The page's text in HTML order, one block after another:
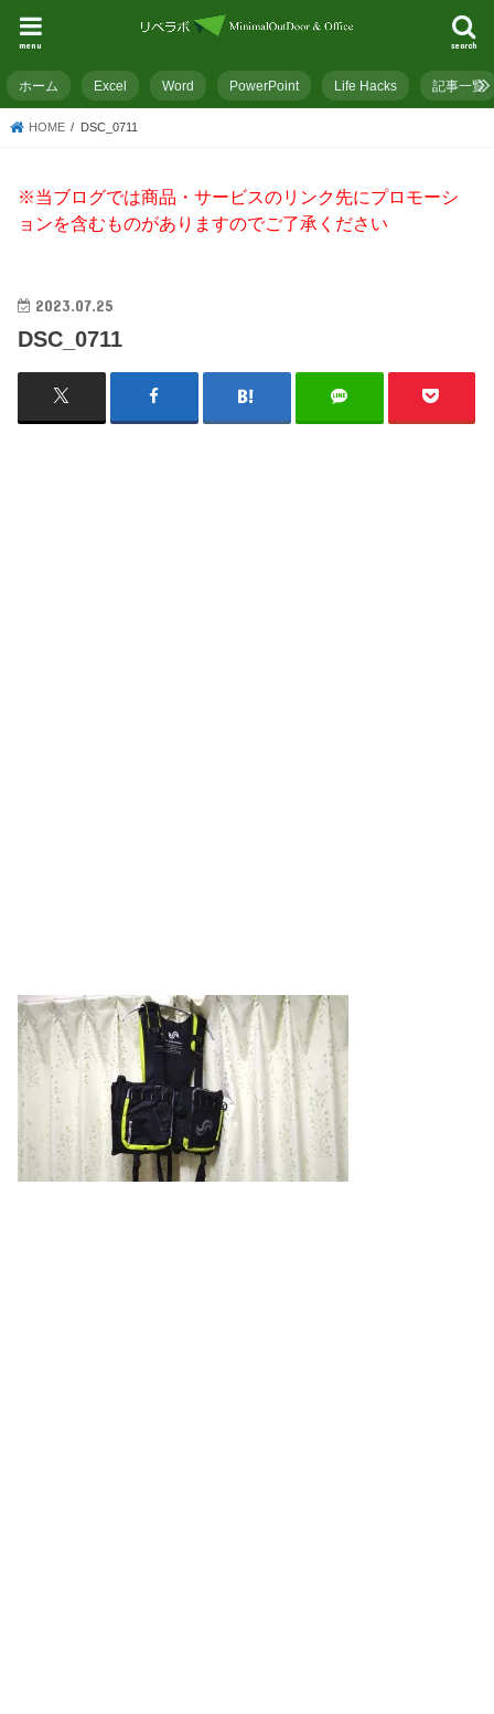
search
menu
ホーム Excel Word PowerPoint Life Hacks 記事一覧
HOME DSC_0711
※当ブログでは商品・サービスのリンク先にプロモーシ
ョンを含むものがありますのでご了承ください
2023.07.25
DSC_0711